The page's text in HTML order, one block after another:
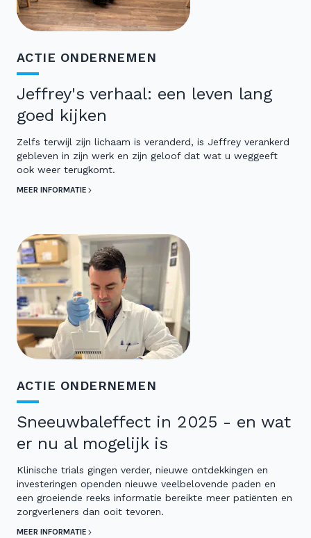
ACTIE ONDERNEMEN
Jeffrey's verhaal: een leven lang
goed kijken
Zelfs terwijl zijn lichaam is veranderd, is Jeffrey verankerd
gebleven in zijn werk en zijn geloof dat wat u weggeeft
ook weer terugkomt.
MEER INFORMATIE
ACTIE ONDERNEMEN
Sneeuwbaleffect in 2025 - en wat
er nu al mogelijk is
Klinische trials gingen verder, nieuwe ontdekkingen en
investeringen openden nieuwe veelbelovende paden en
een groeiende reeks informatie bereikte meer patiënten en
zorgverleners dan ooit tevoren.
MEER INFORMATIE